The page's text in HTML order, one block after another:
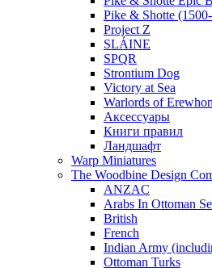
Pike & Shotte
Project Z
SLÁINE
SPQR
Strontium Dog
Victory at Sea
Warlords of Erewhon
Аксессуары
Книги правил
Ландшафт
Warp Miniatures
The Woodbine Design
ANZAC
Arabs In Ottoman
British
French
Indian Army
Ottoman Turks